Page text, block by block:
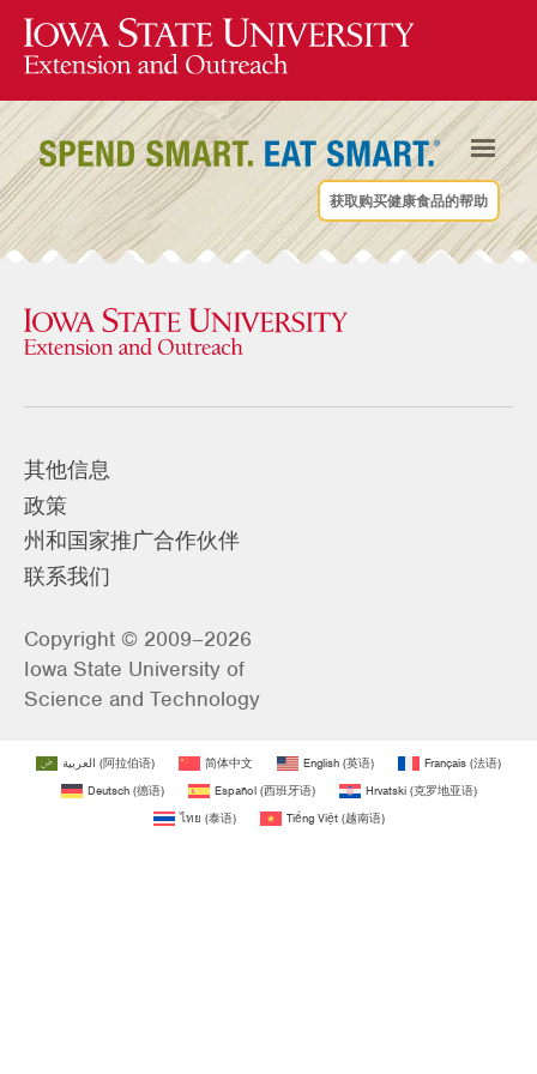
获取购买健康食品的帮助
其他信息
政策
州和国家推广合作伙伴
联系我们
Copyright © 2009–2026
Iowa State University of
Science and Technology
العربية (阿拉伯语) 简体中文 English (英语) Français (法语)
Deutsch(德语) Español(西班牙语) Hrvatski(克罗地亚语)
ไทย (泰语) Tiếng Việt(越南语)